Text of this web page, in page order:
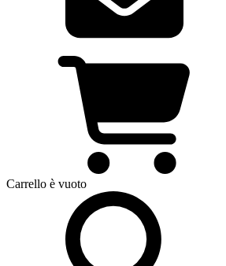
Carrello è vuoto